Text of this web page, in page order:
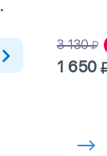
3 130
1 650